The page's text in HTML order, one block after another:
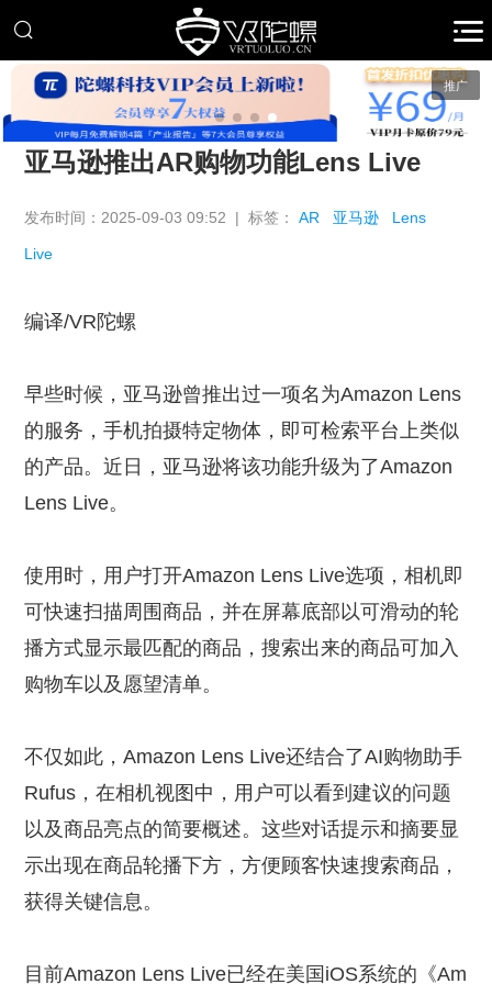
推广
亚马逊推出AR购物功能Lens Live
发布时间：2025-09-03 09:52 | 标签：AR 亚马逊 Lens
Live
编译/VR陀螺
早些时候，亚马逊曾推出过一项名为Amazon Lens
的服务，手机拍摄特定物体，即可检索平台上类似
的产品。近日，亚马逊将该功能升级为了Amazon
Lens Live。
使用时，用户打开Amazon Lens Live选项，相机即
可快速扫描周围商品，并在屏幕底部以可滑动的轮
播方式显示最匹配的商品，搜索出来的商品可加入
购物车以及愿望清单。
不仅如此，Amazon Lens Live还结合了AI购物助手
Rufus，在相机视图中，用户可以看到建议的问题
以及商品亮点的简要概述。这些对话提示和摘要显
示出现在商品轮播下方，方便顾客快速搜索商品，
获得关键信息。
目前Amazon Lens Live已经在美国iOS系统的《Am